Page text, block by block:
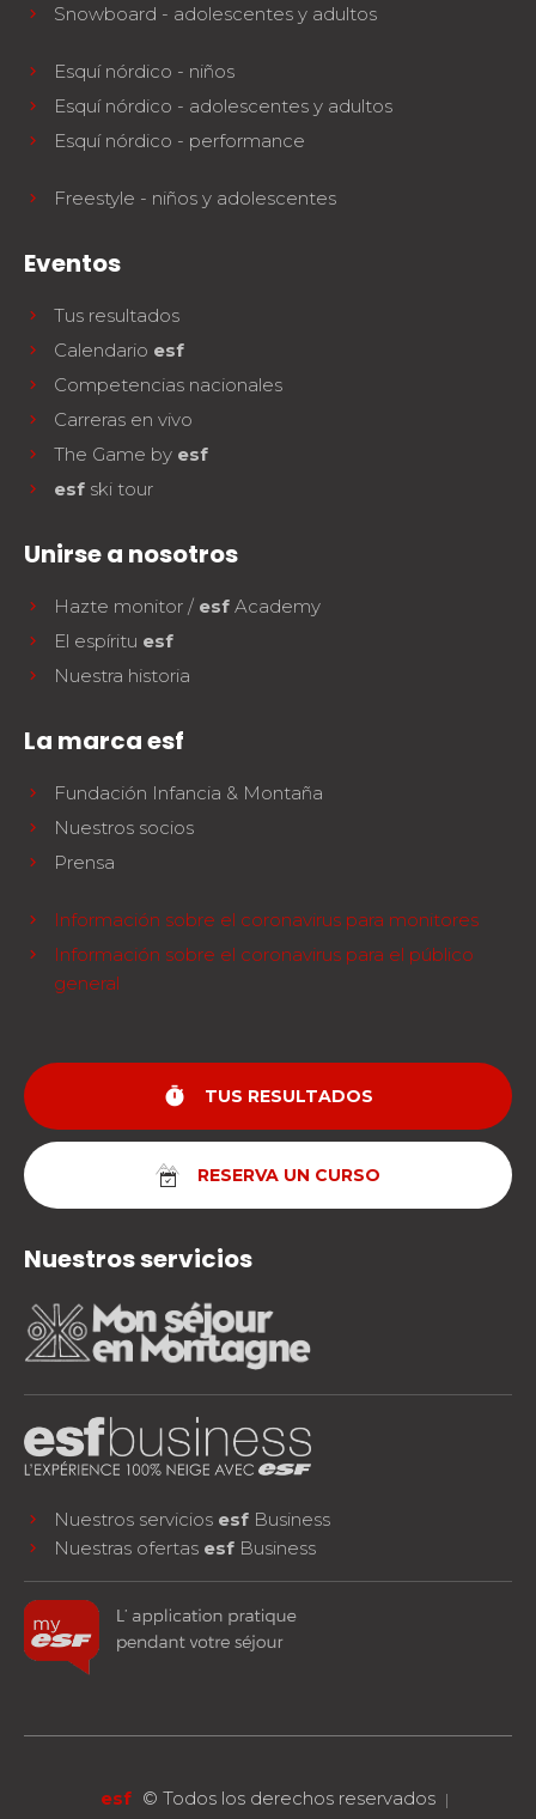
Snowboard - adolescentes y adultos
Esquí nórdico - niños
Esquí nórdico - adolescentes y adultos
Esquí nórdico - performance
Freestyle - niños y adolescentes
Eventos
Tus resultados
Calendario esf
Competencias nacionales
Carreras en vivo
The Game by esf
esf ski tour
Unirse a nosotros
Hazte monitor / esf Academy
El espíritu esf
Nuestra historia
La marca esf
Fundación Infancia & Montaña
Nuestros socios
Prensa
Información sobre el coronavirus para monitores
Información sobre el coronavirus para el público
general
timer TUS RESULTADOS
RESERVA UN CURSO
Nuestros servicios
Nuestros servicios esf Business
Nuestras ofertas esf Business
esf © Todos los derechos reservados